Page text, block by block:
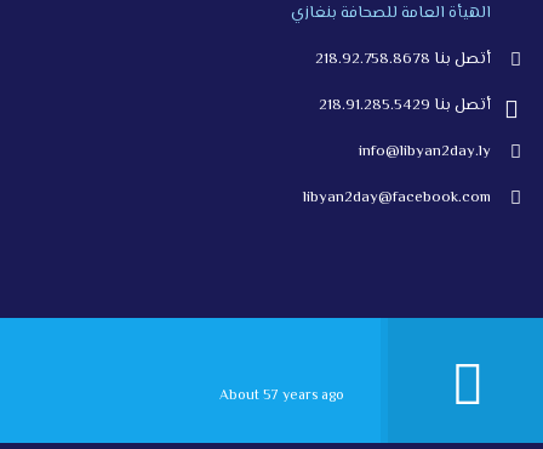
الهيأة العامة للصحافة بنغازي
أتصل بنا 218.92.758.8678
أتصل بنا 218.91.285.5429
info@libyan2day.ly
libyan2day@facebook.com
About 57 years ago